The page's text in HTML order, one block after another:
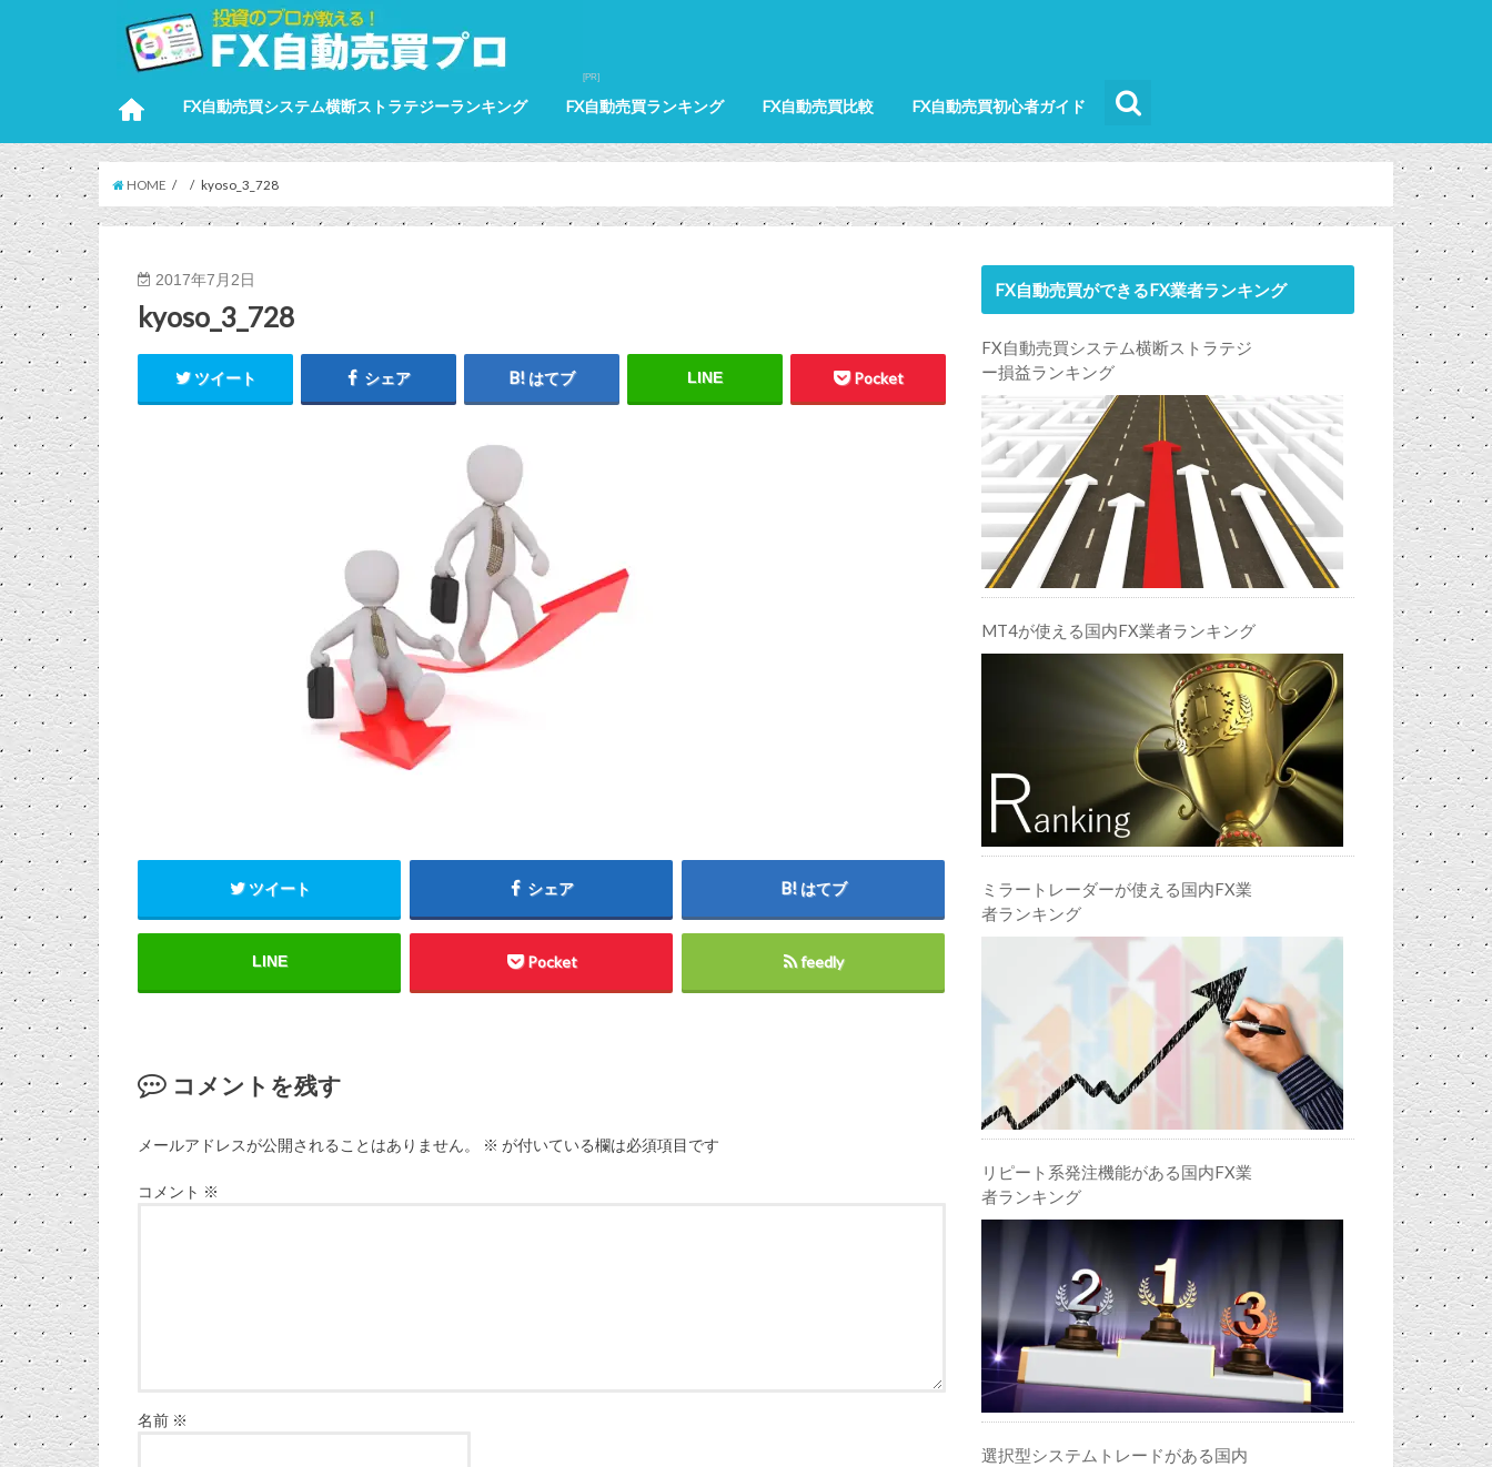
FX自動売買システム横断ストラテジーランキング FX自動売買ランキング
MT4ランキング
ミラートレーダーランキング
リピート系発注機能がある国内FX業者
選択型システムトレードがある国内FX
FX自動売買比較
MT4比較
ミラートレーダー比較
リピート系発注機能比較
選択型システムトレードがある国内FX
FX自動売買初心者ガイド
HOME kyoso_3_728
2017年7月2日
kyoso_3_728
ツイート シェア はてブ LINE Pocket
ツイート シェア はてブ
LINE Pocket feedly
コメントを残す
メールアドレスが公開されることはありません。 ※ が付いている欄は必須項目です
コメント ※
名前 ※
FX自動売買ができるFX業者ランキング
FX自動売買システム横断ストラテジ
ー損益ランキング
MT4が使える国内FX業者ランキング
ミラートレーダーが使える国内FX業
者ランキング
リピート系発注機能がある国内FX業
者ランキング
選択型システムトレードがある国内